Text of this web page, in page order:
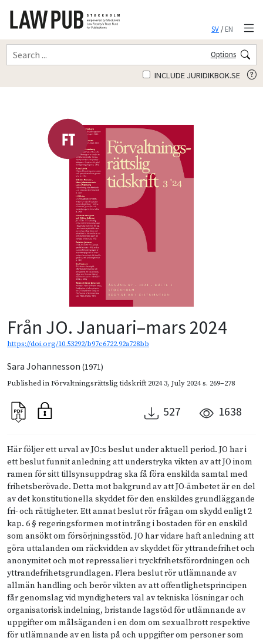
SV/EN
Options
INCLUDE JURIDIKBOK.SE
Från JO. Januari–mars 2024
https://doi.org/10.53292/b97c6722.92a728bb
Sara Johannesson (1971)
Published inFörvaltningsrättslig tidskrift 2024 3, July 2024s. 269–278
527 1638
Här följer ett urval av JO:s beslut under aktuell period. JO har i
ett beslut funnit anledning att understryka vikten av att JO inom
ramen för sitt tillsynsuppdrag ska få föra enskilda samtal med
frihetsberövade. Detta mot bakgrund av att JO-ämbetet är en del
av det konstitutionella skyddet för den enskildes grundläggande
fri- och rättigheter. Ett annat beslut rör frågan om skydd enligt 2
kap. 6 § regeringsformen mot intrång i bostaden för en enskild
som ansökt om försörjningsstöd. JO har vidare haft anledning att
göra uttalanden om räckvidden av skyddet för yttrandefrihet och
anonymitet och mot repressalier i tryckfrihetsförordningen och
yttrandefrihetsgrundlagen. Flera beslut rör utlämnande av
allmän handling och berör vikten av att offentlighetsprincipen
får genomslag vid myndigheters val av tekniska lösningar och
organisatorisk indelning, bristande lagstöd för utlämnande av
uppgifter om målsäganden i en dom om sexualbrott respektive
för utlämnande av en lista på och uppgifter om personer som